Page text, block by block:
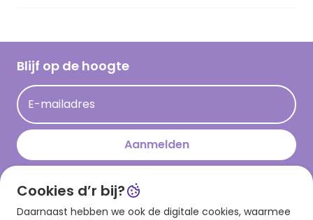
Hallmark Kaartclub
Acties
Persberichten
Hallmark en Kinderpostzegels
Cadeau inspiratie
Kaartinspiratie
Blijf op de hoogte
E-mailadres
Aanmelden
Download onze app
Cookies d’r bij?
Daarnaast hebben we ook de digitale cookies, waarmee